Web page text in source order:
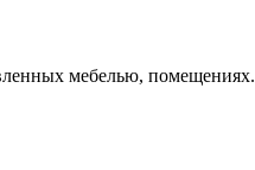
мебелью, помещениях.